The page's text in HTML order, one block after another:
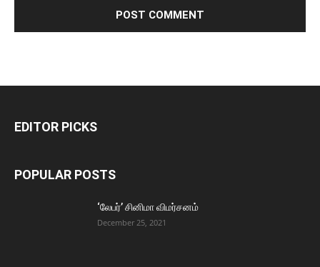
EDITOR PICKS
POPULAR POSTS
‘லேபர்’ சினிமா விமர்சனம்
December 25, 2021